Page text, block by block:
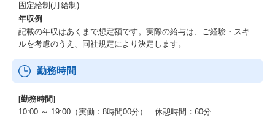
固定給制(月給制)
年収例
記載の年収はあくまで想定額です。実際の給与は、ご経験・スキ
ルを考慮のうえ、同社規定により決定します。
勤務時間
[勤務時間]
10:00 ～ 19:00（実働：8時間00分） 休憩時間：60分